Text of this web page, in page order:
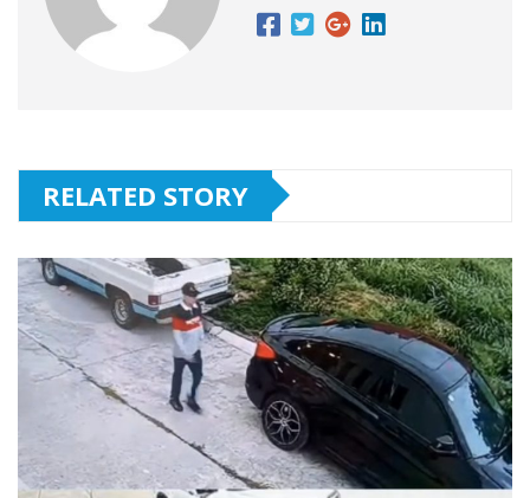
RELATED STORY